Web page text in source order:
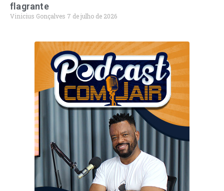
flagrante
Vinicius Gonçalves 7 de julho de 2026